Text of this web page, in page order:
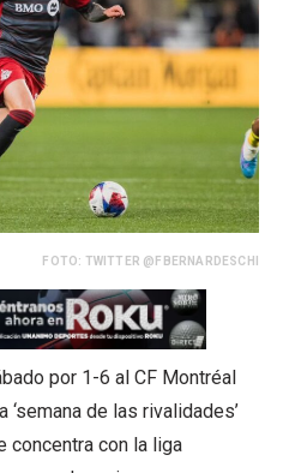
FOTO: TWITTER @FBERNARDESCHI
por 1-6 al CF Montréal
de las rivalidades’
concentra con la liga